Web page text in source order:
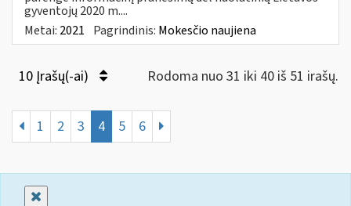
gyventojų 2020 m....
Metai: 2021 Pagrindinis: Mokesčio naujiena
10 Įrašų(-ai) Rodoma nuo 31 iki 40 iš 51 irašų.
1 2 3 4 5 6